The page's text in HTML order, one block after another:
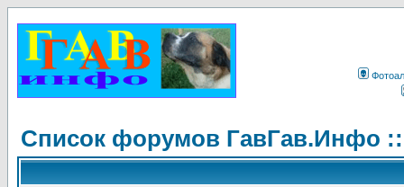
Список форумов ГавГав.Инфо